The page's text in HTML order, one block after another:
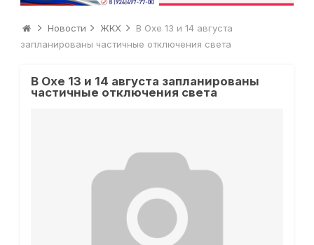
Новости ЖКХ
В Охе 13 и 14 августа
запланированы частичные отключения света
В Охе 13 и 14 августа запланированы
частичные отключения света